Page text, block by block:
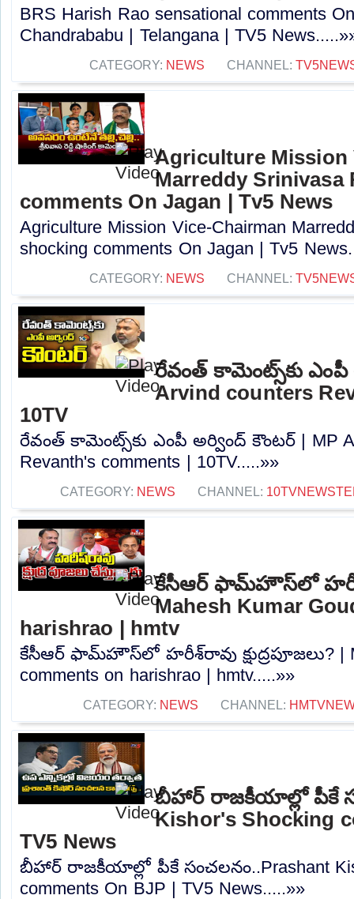
BRS Harish Rao sensational comments
Chandrababu | Telangana | TV5
CATEGORY: NEWS CHANNEL:
Agriculture Mission
Marreddy Srinivasa
comments On Jagan | Tv5 News
Agriculture Mission Vice-Chairman
shocking comments On Jagan | Tv5
CATEGORY: NEWS CHANNEL:
రేవంత్ కామెంట్స్‌కు ఎంపీ
Arvind counters
10TV
రేవంత్ కామెంట్స్‌కు ఎంపీ అర్వింద్ కౌంటర్ | MP
Revanth's comments | 10TV.....»»
CATEGORY: NEWS CHANNEL:
కేసీఆర్ ఫామ్‌హౌస్‌లో
Mahesh Kumar
harishrao | hmtv
కేసీఆర్ ఫామ్‌హౌస్‌లో హరీశ్‌రావు క్షుద్రపూజలు? |
comments on harishrao | hmtv.....»»
CATEGORY: NEWS CHANNEL:
బీహార్ రాజకీయాల్లో పీకే
Kishor's Shocking
TV5 News
బీహార్ రాజకీయాల్లో పీకే సంచలనం..Prashant
comments On BJP | TV5 News.....»»